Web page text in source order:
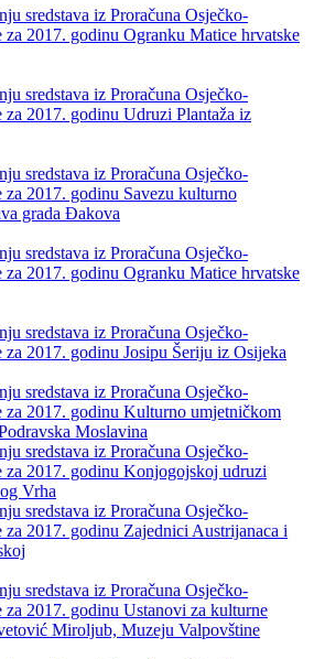
sredstava iz Proračuna Osječko-
za 2017. godinu Ogranku Matice hrvatske
sredstava iz Proračuna Osječko-
za 2017. godinu Udruzi Plantaža iz
sredstava iz Proračuna Osječko-
za 2017. godinu Savezu kulturno
grada Đakova
sredstava iz Proračuna Osječko-
za 2017. godinu Ogranku Matice hrvatske
sredstava iz Proračuna Osječko-
za 2017. godinu Josipu Šeriju iz Osijeka
sredstava iz Proračuna Osječko-
za 2017. godinu Kulturno umjetničkom
Moslavina
sredstava iz Proračuna Osječko-
za 2017. godinu Konjogojskoj udruzi
Vrha
sredstava iz Proračuna Osječko-
za 2017. godinu Zajednici Austrijanaca i
sredstava iz Proračuna Osječko-
za 2017. godinu Ustanovi za kulturne
Miroljub, Muzeju Valpovštine